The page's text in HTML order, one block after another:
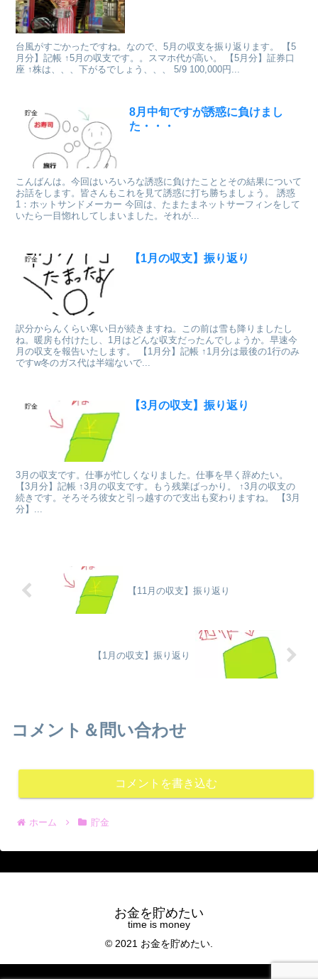
台風がすごかったですね。なので、5月の収支を振り返ります。 【5
月分】記帳 ↑5月の収支です。。スマホ代が高い。 【5月分】証券口
座 ↑株は、、、下がるでしょう、、、 5/9 100,000円...
貯金
8月中旬ですが誘惑に負けまし
た・・・
こんばんは。今回はいろいろな誘惑に負けたこととその結果について
お話をします。皆さんもこれを見て誘惑に打ち勝ちましょう。 誘惑
1：ホットサンドメーカー 今回は、たまたまネットサーフィンをして
いたら一目惚れしてしまいました。それが...
貯金 【1月の収支】振り返り
訳分からんくらい寒い日が続きますね。この前は雪も降りましたし
ね。暖房も付けたし、1月はどんな収支だったんでしょうか。早速今
月の収支を報告いたします。 【1月分】記帳 ↑1月分は最後の1行のみ
ですw冬のガス代は半端ないで...
貯金 【3月の収支】振り返り
3月の収支です。仕事が忙しくなりました。仕事を早く辞めたい。
【3月分】記帳 ↑3月の収支です。もう残業ばっかり。 ↑3月の収支の
続きです。そろそろ彼女と引っ越すので支出も変わりますね。 【3月
分】...
【11月の収支】振り返り
【1月の収支】振り返り
コメント＆問い合わせ
コメントを書き込む
ホーム 貯金
お金を貯めたい
© 2021 お金を貯めたい.